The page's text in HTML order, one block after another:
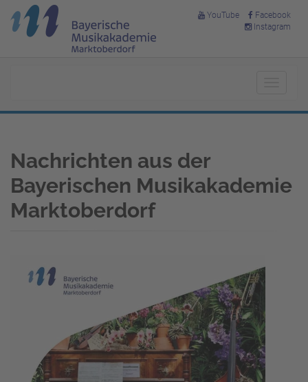
YouTube
Facebook
Instagram
Nachrichten aus der
Bayerischen Musikakademie
Marktoberdorf